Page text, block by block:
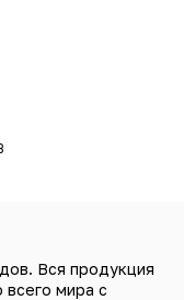
Вся продукция
мира с
анализ: наносим
время,